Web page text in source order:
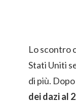
Lo scontro
Stati Uniti
di più. Dopo
dei dazi al